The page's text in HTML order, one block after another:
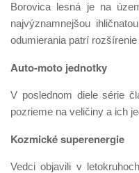
Borovica lesná je na
najvýznamnejšou
odumierania patrí
Auto-moto jednotky
V poslednom diele série
pozrieme na veličiny a ich
Kozmické superenergie
Vedci objavili v